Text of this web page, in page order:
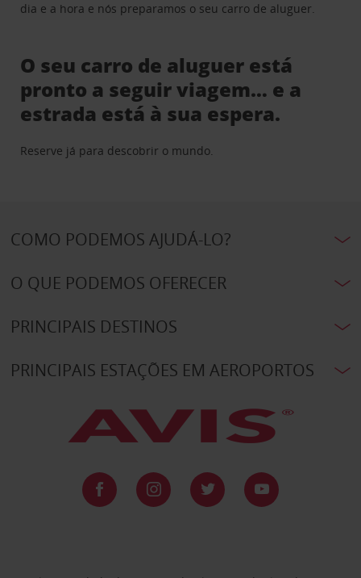
dia e a hora e nós preparamos o seu carro de aluguer.
O seu carro de aluguer está
pronto a seguir viagem… e a
estrada está à sua espera.
Reserve já para descobrir o mundo.
COMO PODEMOS AJUDÁ-LO?
O QUE PODEMOS OFERECER
PRINCIPAIS DESTINOS
PRINCIPAIS ESTAÇÕES EM AEROPORTOS